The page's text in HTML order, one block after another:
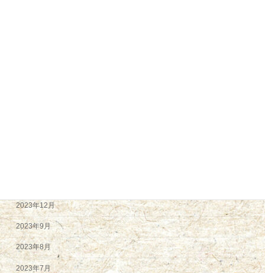
2023年12月
2023年9月
2023年8月
2023年7月